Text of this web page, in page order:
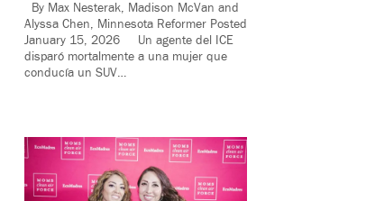
By Max Nesterak, Madison McVan and
Alyssa Chen, Minnesota Reformer Posted
January 15, 2026 Un agente del ICE
disparó mortalmente a una mujer que
conducía un SUV…